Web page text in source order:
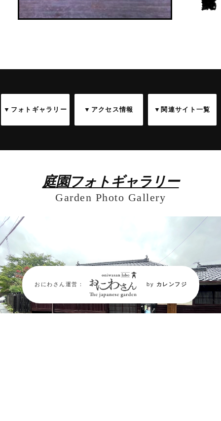
▼フォトギャラリー ▼アクセス情報 ▼関連サイト一覧
庭園フォトギャラリー
Garden Photo Gallery
おにわさん運営： by カレンフジ